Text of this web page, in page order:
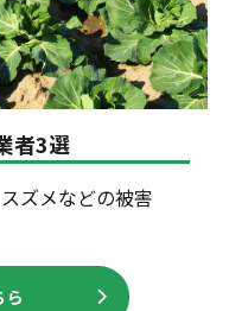
者3選
ズメなどの被害
ら